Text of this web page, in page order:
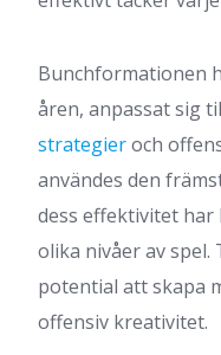
Bunchformationen
åren, anpassat sig
strategieroch
användes den
dess effektivitet
olika nivåer av spel.
potential att skapa
offensiv kreativitet.